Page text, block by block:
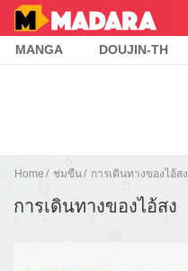
MANGA DOUJIN-TH
Home ช่มขืน การเดินทางของไอ้สง
การเดินทางของไอ้สง